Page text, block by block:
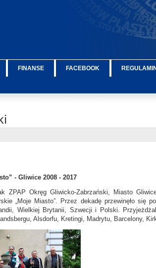
FINANSE FACEBOOK
- Gliwice 2008 - 2017
ZPAP Okręg Gliwicko-Zabrzański, Miasto
„Moje Miasto”. Przez dekadę przewinęło
Wielkiej Brytanii, Szwecji i Polski.
Alsdorfu, Kretingi, Madrytu, Barcelony,